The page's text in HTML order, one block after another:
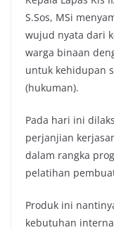
S.Sos, MSi
wujud nyata dari
warga binaan
untuk kehidupan
(hukuman).
Pada hari ini
perjanjian
dalam rangka
pelatihan
Produk ini
kebutuhan